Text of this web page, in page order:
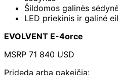
Šildomos galinės
LED priekinis ir galinė
EVOLVENT E-4orce
MSRP 71 840 USD
Prideda arba pakeičia: